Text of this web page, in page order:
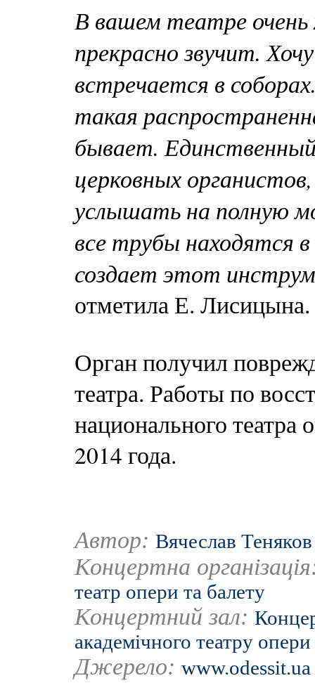
В вашем театре
прекрасно звучит.
встречается в
такая
бывает.
церковных
услышать на полную
все трубы находятся
создает этот
отметила Е. Лисицына.
Орган получил
театра. Работы по
национального театра
2014 года.
Автор: Вячеслав Теняков
Концертна
театр опери та балету
Концертний зал:
академічного театру
Джерело: www.odessit.ua